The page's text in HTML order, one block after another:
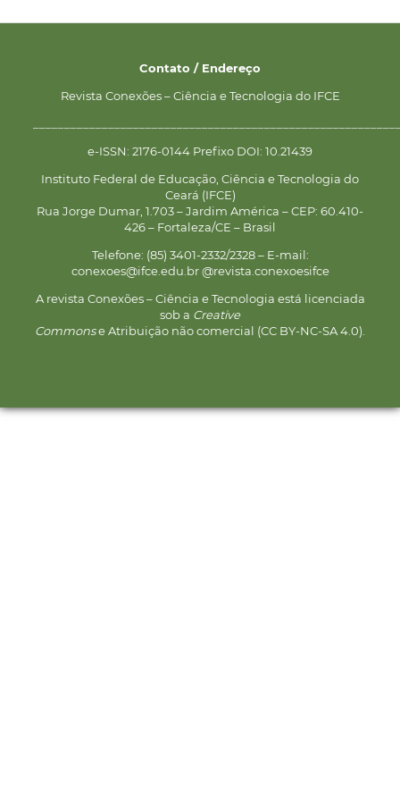
Contato / Endereço
Revista Conexões – Ciência e Tecnologia do IFCE
e-ISSN: 2176-0144 Prefixo DOI: 10.21439
Instituto Federal de Educação, Ciência e Tecnologia do
Ceará (IFCE)
Rua Jorge Dumar, 1.703 – Jardim América – CEP: 60.410-
426 – Fortaleza/CE – Brasil
Telefone: (85) 3401-2332/2328 – E-mail:
conexoes@ifce.edu.br @revista.conexoesifce
A revista Conexões – Ciência e Tecnologia está licenciada
sob a Creative
Commonse Atribuição não comercial (CC BY-NC-SA 4.0).